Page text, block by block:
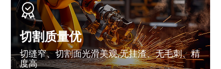
切割质量优
切缝窄、切割面光滑美观,无挂渣、无毛刺、精
度高